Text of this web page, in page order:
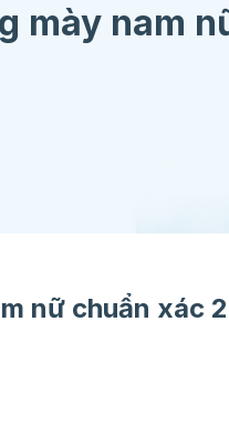
mày nam
nữ chuẩn xác